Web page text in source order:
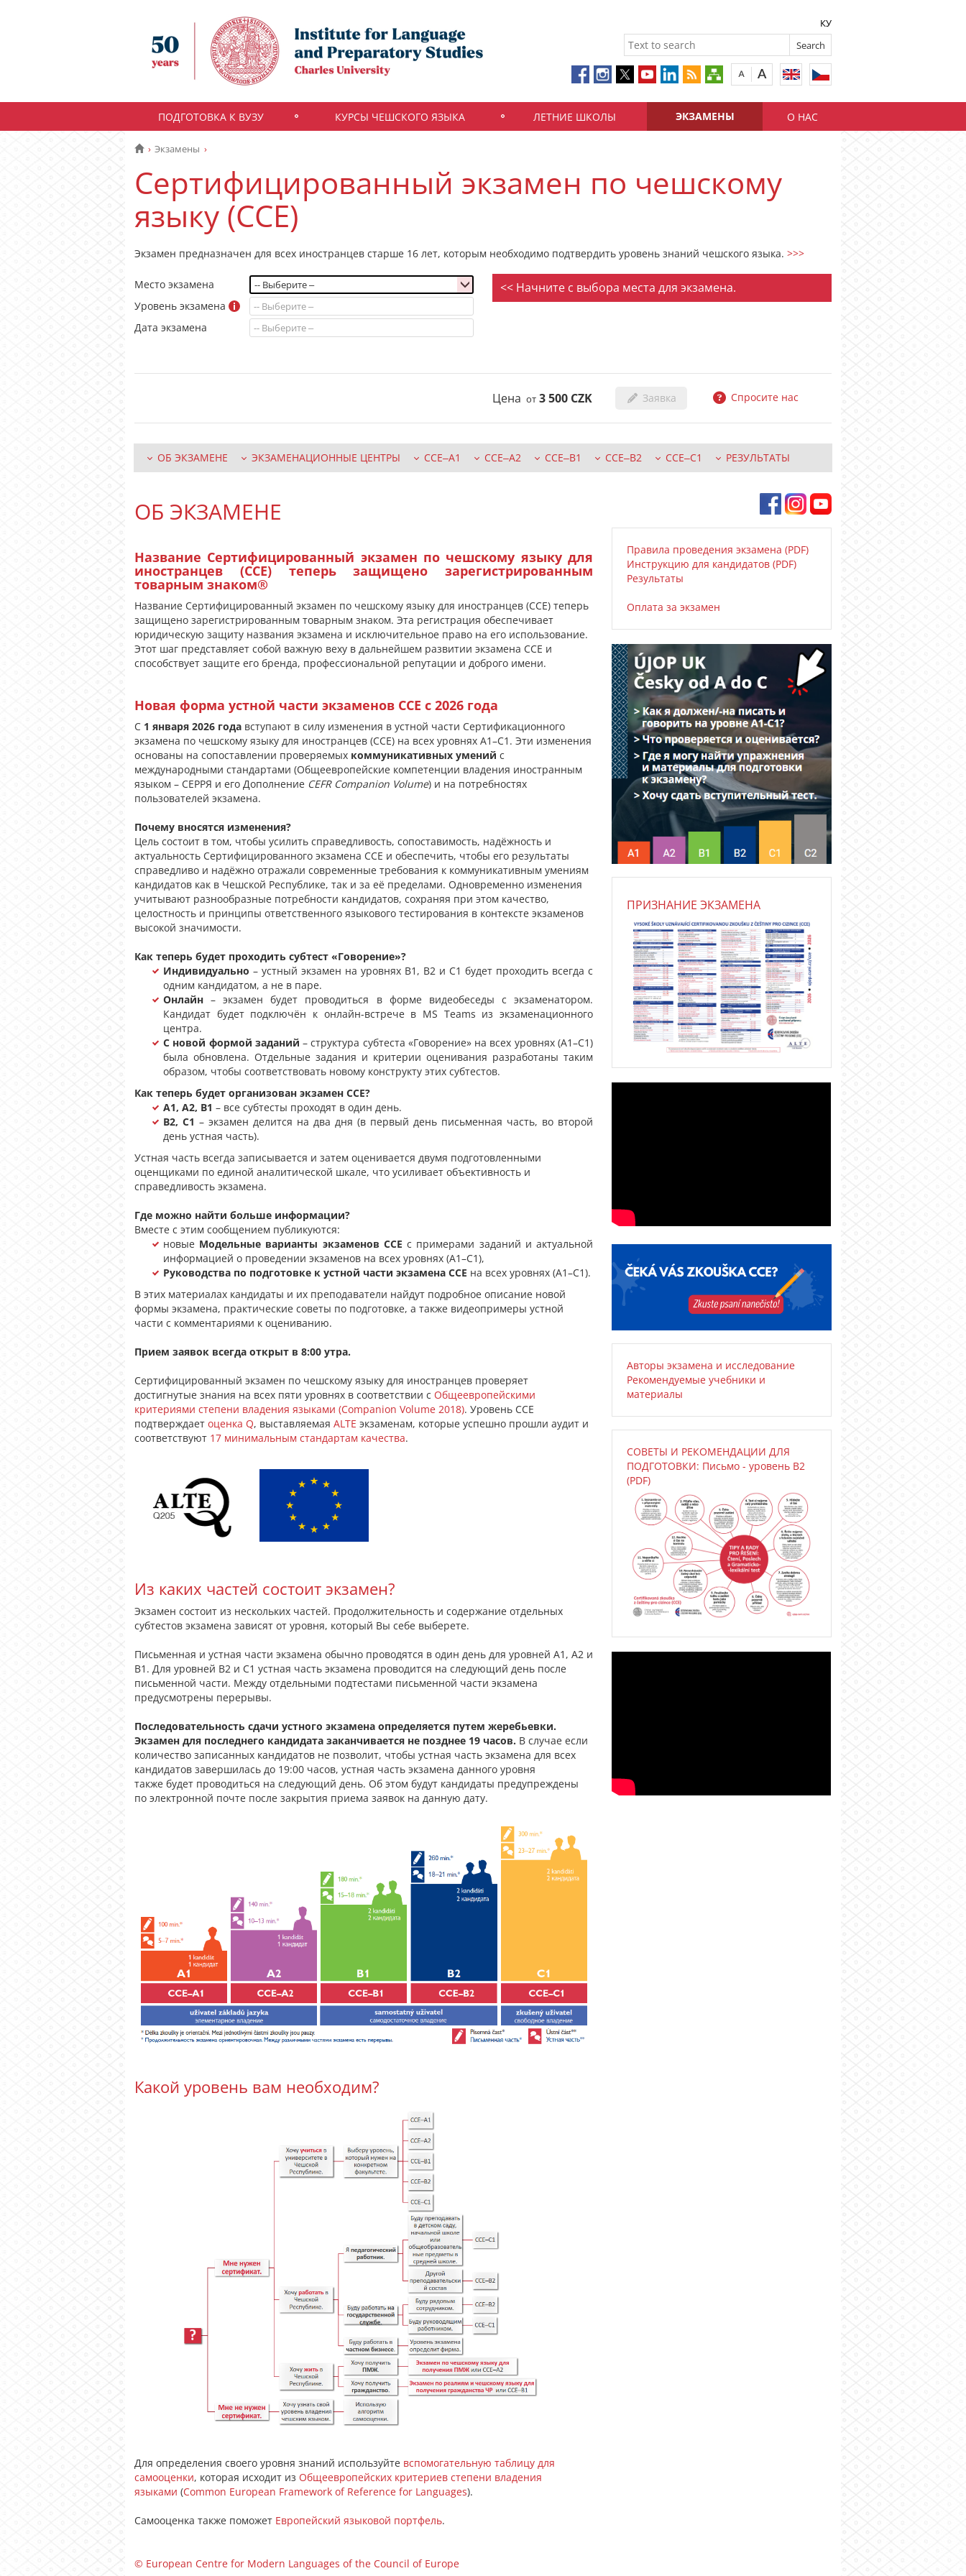
КУ
ПОДГОТОВКА К ВУЗУ КУРСЫ ЧЕШСКОГО ЯЗЫКА ЛЕТНИЕ ШКОЛЫ ЭКЗАМЕНЫ О НАС
Экзамены
Сертифицированный экзамен по чешскому
языку (CCE)
Экзамен предназначен для всех иностранцев старше 16 лет, которым необходимо подтвердить уровень знаний чешского языка. >>>
Место экзамена
Уровень экзамена
Дата экзамена
<< Начните с выбора места для экзамена.
Цена oт 3 500 CZK Спросите нас
ОБ ЭКЗАМЕНЕ ЭКЗАМЕНАЦИОННЫЕ ЦЕНТРЫ CCE‒A1 CCE‒A2 CCE‒B1 CCE‒B2 CCE‒C1 РЕЗУЛЬТАТЫ
ОБ ЭКЗАМЕНЕ
Название Сертифицированный экзамен по чешскому языку для
иностранцев (CCE) теперь защищено зарегистрированным
товарным знаком®
Название Сертифицированный экзамен по чешскому языку для иностранцев (CCE) теперь
защищено зарегистрированным товарным знаком. Эта регистрация обеспечивает
юридическую защиту названия экзамена и исключительное право на его использование.
Этот шаг представляет собой важную веху в дальнейшем развитии экзамена CCE и
способствует защите его бренда, профессиональной репутации и доброго имени.
Новая форма устной части экзаменов CCE с 2026 года
С 1 января 2026 года вступают в силу изменения в устной части Сертификационного
экзамена по чешскому языку для иностранцев (CCE) на всех уровнях A1–C1. Эти изменения
основаны на сопоставлении проверяемых коммуникативных умений с
международными стандартами (Общеевропейские компетенции владения иностранным
языком – СЕРРЯ и его Дополнение CEFR Companion Volume) и на потребностях
пользователей экзамена.
Почему вносятся изменения?
Цель состоит в том, чтобы усилить справедливость, сопоставимость, надёжность и
актуальность Сертифицированного экзамена CCE и обеспечить, чтобы его результаты
справедливо и надёжно отражали современные требования к коммуникативным умениям
кандидатов как в Чешской Республике, так и за её пределами. Одновременно изменения
учитывают разнообразные потребности кандидатов, сохраняя при этом качество,
целостность и принципы ответственного языкового тестирования в контексте экзаменов
высокой значимости.
Как теперь будет проходить субтест «Говорение»?
Индивидуально – устный экзамен на уровнях B1, B2 и C1 будет проходить всегда с
одним кандидатом, а не в паре.
Онлайн – экзамен будет проводиться в форме видеобеседы с экзаменатором.
Кандидат будет подключён к онлайн-встрече в MS Teams из экзаменационного
центра.
С новой формой заданий – структура субтеста «Говорение» на всех уровнях (A1–C1)
была обновлена. Отдельные задания и критерии оценивания разработаны таким
образом, чтобы соответствовать новому конструкту этих субтестов.
Как теперь будет организован экзамен CCE?
A1, A2, B1 – все субтесты проходят в один день.
B2, C1 – экзамен делится на два дня (в первый день письменная часть, во второй
день устная часть).
Устная часть всегда записывается и затем оценивается двумя подготовленными
оценщиками по единой аналитической шкале, что усиливает объективность и
справедливость экзамена.
Где можно найти больше информации?
Вместе с этим сообщением публикуются:
новые Модельные варианты экзаменов CCE с примерами заданий и актуальной
информацией о проведении экзаменов на всех уровнях (A1–C1),
Руководства по подготовке к устной части экзамена CCE на всех уровнях (A1–C1).
В этих материалах кандидаты и их преподаватели найдут подробное описание новой
формы экзамена, практические советы по подготовке, а также видеопримеры устной
части с комментариями к оцениванию.
Прием заявок всегда открыт в 8:00 утра.
Сертифицированный экзамен по чешскому языку для иностранцев проверяет
достигнутые знания на всех пяти уровнях в соответствии с Общеевропейскими
критериями степени владения языками (Companion Volume 2018). Уровень ССЕ
подтверждает оценка Q, выставляемая ALTE экзаменам, которые успешно прошли аудит и
соответствуют 17 минимальным стандартам качества.
Из каких частей состоит экзамен?
Экзамен состоит из нескольких частей. Продолжительность и содержание отдельных
субтестов экзамена зависят от уровня, который Вы себе выберете.
Письменная и устная части экзамена обычно проводятся в один день для уровней A1, A2 и
B1. Для уровней B2 и C1 устная часть экзамена проводится на следующий день после
письменной части. Между отдельными подтестами письменной части экзамена
предусмотрены перерывы.
Последовательность сдачи устного экзамена определяется путем жеребьевки.
Экзамен для последнего кандидата заканчивается не позднее 19 часов. В случае если
количество записанных кандидатов не позволит, чтобы устная часть экзамена для всех
кандидатов завершилась до 19:00 часов, устная часть экзамена данного уровня
также будет проводиться на следующий день. Об этом будут кандидаты предупреждены
по электронной почте после закрытия приема заявок на данную дату.
Какой уровень вам необходим?
Для определения своего уровня знаний используйте вспомогательную таблицу для
самооценки, которая исходит из Общеевропейских критериев степени владения
языками (Common European Framework of Reference for Languages).
Самооценка также поможет Европейский языковой портфель.
© European Centre for Modern Languages of the Council of Europe
Правила проведения экзамена (PDF)
Инструкцию для кандидатов (PDF)
Результаты
Оплата за экзамен
ПРИЗНАНИЕ ЭКЗАМЕНА
Авторы экзамена и исследование
Рекомендуемые учебники и
материалы
СОВЕТЫ И РЕКОМЕНДАЦИИ ДЛЯ
ПОДГОТОВКИ: Письмо - уровень B2
(PDF)